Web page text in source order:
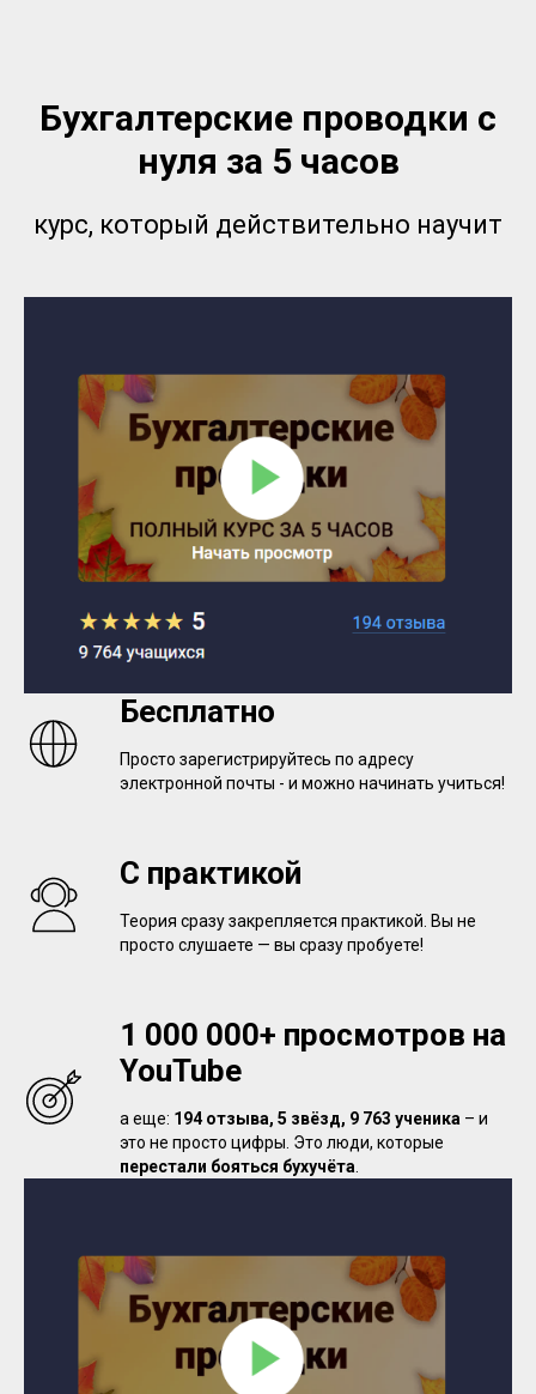
Бухгалтерские проводки с
нуля за 5 часов
курс, который действительно научит
Бесплатно
Просто зарегистрируйтесь по адресу
электронной почты - и можно начинать учиться!
С практикой
Теория сразу закрепляется практикой. Вы не
просто слушаете — вы сразу пробуете!
1 000 000+ просмотров на
YouTube
а еще: 194 отзыва, 5 звёзд, 9 763 ученика – и
это не просто цифры. Это люди, которые
перестали бояться бухучёта.